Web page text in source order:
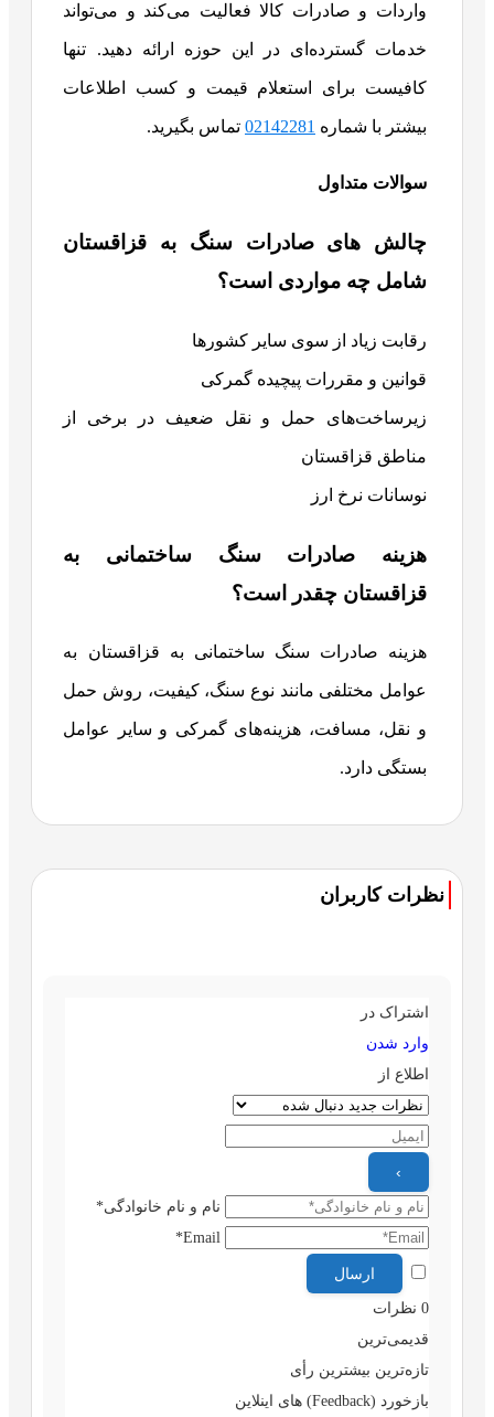
واردات و صادرات کالا فعالیت می‌کند و می‌تواند
خدمات گسترده‌ای در این حوزه ارائه دهید. تنها
کافیست برای استعلام قیمت و کسب اطلاعات
بیشتر با شماره 02142281 تماس بگیرید.
سوالات متداول
چالش های صادرات سنگ به قزاقستان
شامل چه مواردی است؟
رقابت زیاد از سوی سایر کشورها
قوانین و مقررات پیچیده گمرکی
زیرساخت‌های حمل و نقل ضعیف در برخی از
مناطق قزاقستان
نوسانات نرخ ارز
هزینه صادرات سنگ ساختمانی به
قزاقستان چقدر است؟
هزینه صادرات سنگ ساختمانی به قزاقستان به
عوامل مختلفی مانند نوع سنگ، کیفیت، روش حمل
و نقل، مسافت، هزینه‌های گمرکی و سایر عوامل
بستگی دارد.
نظرات کاربران
اشتراک در
وارد شدن
اطلاع از
نام و نام خانوادگی*
Email*
0 نظرات
قدیمی‌ترین
تازه‌ترین بیشترین رأی
بازخورد (Feedback) های اینلاین